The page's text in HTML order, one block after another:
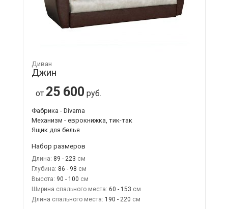
Диван
Джин
от 25 600 руб.
Фабрика - Divama
Механизм - еврокнижка, тик-так
Ящик для белья
Набор размеров
Длина: 89 - 223
Глубина: 86 - 98
Высота: 90 - 100
Ширина спального места: 60 - 153
Длина спального места: 190 - 220